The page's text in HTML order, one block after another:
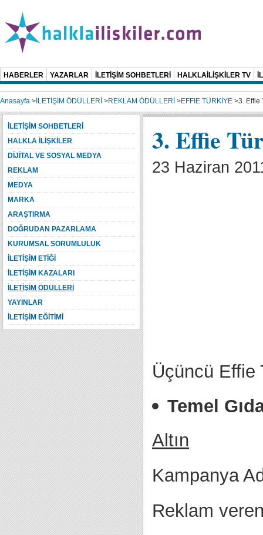
HABERLER YAZARLAR İLETİŞİM SOHBETLERİ HALKLAİLİŞKİLER TV
Anasayfa > İLETİŞİM ÖDÜLLERİ >REKLAM ÖDÜLLERİ >EFFIE TÜRKİYE >3. Effie
3. Effie
23 Haziran
Üçüncü Effie
Temel
Altın
Kampanya
Reklam
İLETİŞİM SOHBETLERİ
HALKLA İLİŞKİLER
DİJİTAL VE SOSYAL MEDYA
REKLAM
MEDYA
MARKA
ARAŞTIRMA
DOĞRUDAN PAZARLAMA
KURUMSAL SORUMLULUK
İLETİŞİM ETİĞİ
İLETİŞİM KAZALARI
İLETİŞİM ÖDÜLLERİ
YAYINLAR
İLETİŞİM EĞİTİMİ